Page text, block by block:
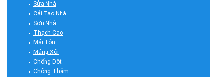
Sửa Nhà
Cải Tạo Nhà
Sơn Nhà
Thạch Cao
Mái Tôn
Máng Xối
Chống Dột
Chống Thấm